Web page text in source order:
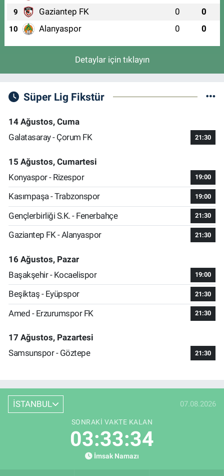
9 Gaziantep FK 0 0
10 Alanyaspor 0 0
Detaylar için tıklayın
Süper Lig Fikstür
14 Ağustos, Cuma
Galatasaray - Çorum FK
21:30
15 Ağustos, Cumartesi
Konyaspor - Rizespor
19:00
Kasımpaşa - Trabzonspor 19:00
Gençlerbirliği S.K. - Fenerbahçe 21:30
Gaziantep FK - Alanyaspor 21:30
16 Ağustos, Pazar
Başakşehir - Kocaelispor
19:00
Beşiktaş - Eyüpspor 21:30
Amed - Erzurumspor FK 21:30
17 Ağustos, Pazartesi
Samsunspor - Göztepe
21:30
İSTANBUL 07.08.2026
SONRAKI VAKTE KALAN
03:33:33
İmsak Namazı